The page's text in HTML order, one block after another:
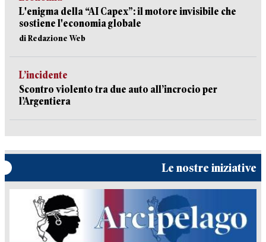
L'enigma della “AI Capex”: il motore invisibile che
sostiene l'economia globale
di Redazione Web
L’incidente
Scontro violento tra due auto all’incrocio per
l’Argentiera
Le nostre iniziative